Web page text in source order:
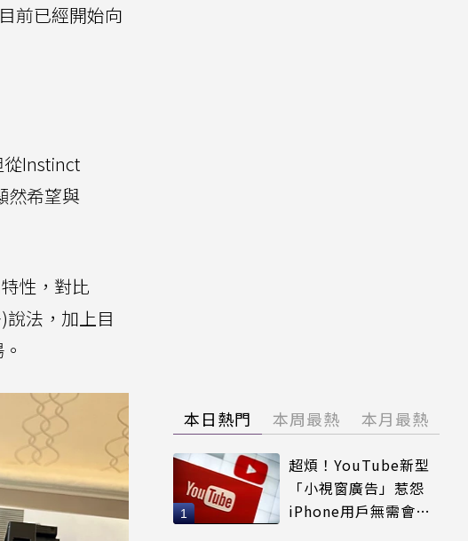
前已經開始向
從Instinct
然希望與
性，對比
說法，加上目
本日熱門 本周最熱 本月最熱
超煩！YouTube新型
「小視窗廣告」惹怨
iPhone用戶無需會員